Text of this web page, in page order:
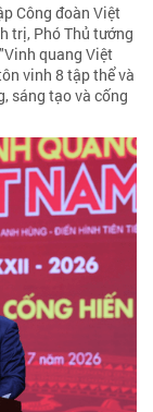
Công đoàn Việt
trị, Phó Thủ tướng
quang Việt
vinh 8 tập thể và
sáng tạo và cống